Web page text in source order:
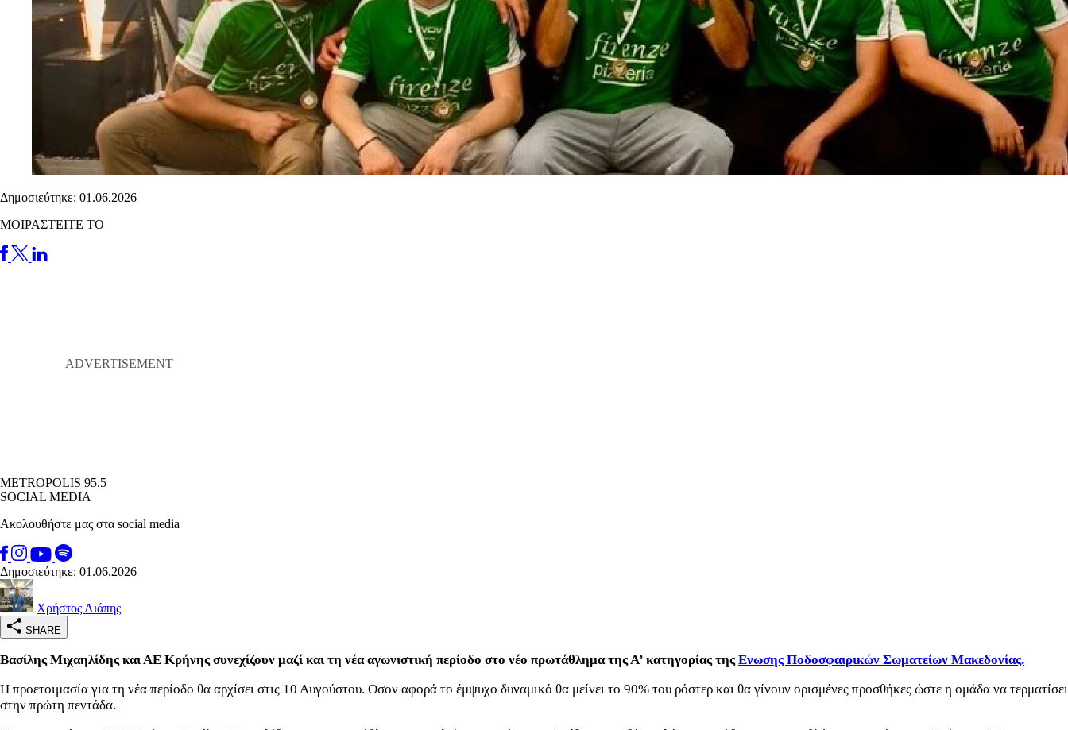
Δημοσιεύτηκε: 01.06.2026
ΜΟΙΡΑΣΤΕΙΤΕ ΤΟ
METROPOLIS 95.5
SOCIAL MEDIA
Ακολουθήστε μας στα social media
Δημοσιεύτηκε: 01.06.2026
Χρήστος Λιάπης
SHARE
Βασίλης Μιχαηλίδης και ΑΕ Κρήνης συνεχίζουν μαζί και τη νέα αγωνιστική περίοδο στο νέο πρωτάθλημα της Α’ κατηγορίας τηςΕνωσης Ποδοσφαιρικών Σωματείων Μακεδονίας.
Η προετοιμασία για τη νέα περίοδο θα αρχίσει στις 10 Αυγούστου. Οσον αφορά το έμψυχο δυναμικό θα μείνει το 90% του ρόστερ και θα γίνουν ορισμένες προσθήκες ώστε η ομάδα να τερματίσει
στην πρώτη πεντάδα.